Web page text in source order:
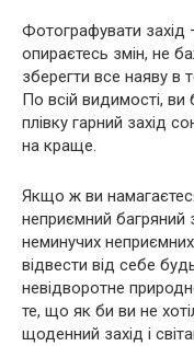
Фотографувати захід
опираєтесь змін, не
зберегти все наяву в
По всій видимості, ви
плівку гарний захід
на краще.
Якщо ж ви
неприємний багряний
неминучих неприємних
відвести від себе
невідворотне
те, що як би ви не
щоденний захід і